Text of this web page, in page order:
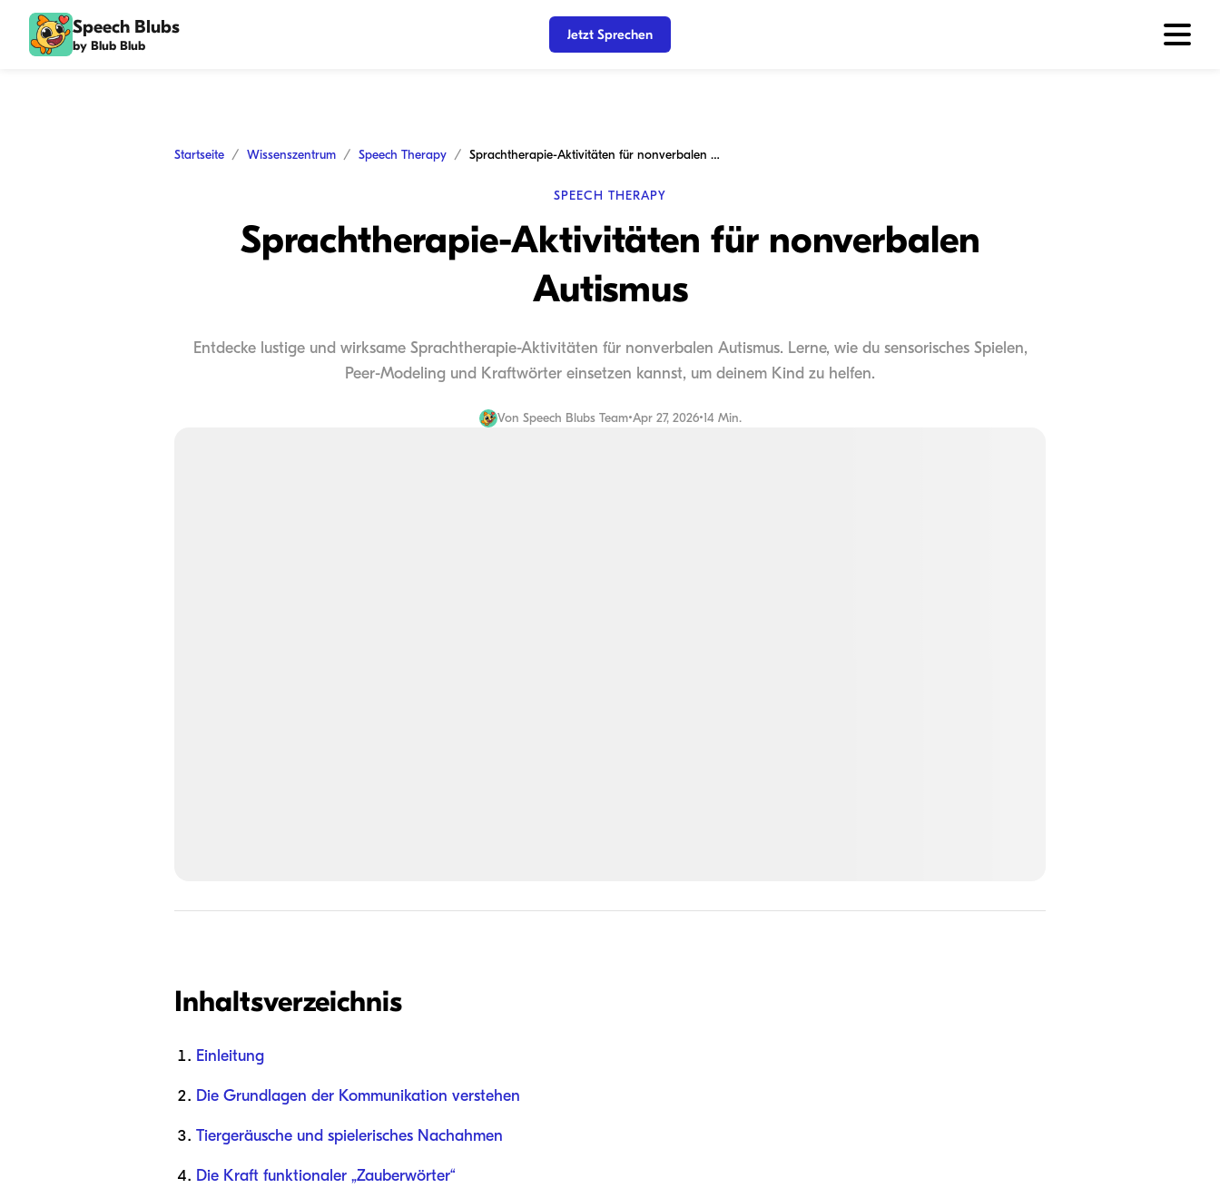
Speech Blubs
by Blub Blub
Jetzt Sprechen
Startseite Wissenszentrum Speech Therapy Sprachtherapie-Aktivitäten für nonverbalen Autismus
SPEECH THERAPY
Sprachtherapie-Aktivitäten für nonverbalen
Autismus
Entdecke lustige und wirksame Sprachtherapie-Aktivitäten für nonverbalen Autismus. Lerne, wie du sensorisches Spielen,
Peer-Modeling und Kraftwörter einsetzen kannst, um deinem Kind zu helfen.
Von Speech Blubs Team•Apr 27, 2026•14 Min.
Inhaltsverzeichnis
Einleitung
Die Grundlagen der Kommunikation verstehen
Tiergeräusche und spielerisches Nachahmen
Die Kraft funktionaler „Zauberwörter“